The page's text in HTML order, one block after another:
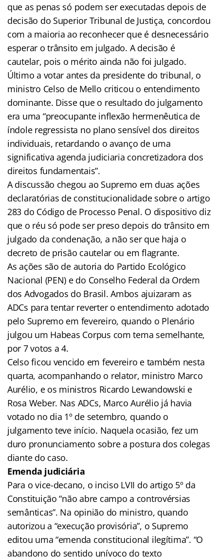
que as penas só podem ser executadas depois de
decisão do Superior Tribunal de Justiça, concordou
com a maioria ao reconhecer que é desnecessário
esperar o trânsito em julgado. A decisão é
cautelar, pois o mérito ainda não foi julgado.
Último a votar antes da presidente do tribunal, o
ministro Celso de Mello criticou o entendimento
dominante. Disse que o resultado do julgamento
era uma “preocupante inflexão hermenêutica de
índole regressista no plano sensível dos direitos
individuais, retardando o avanço de uma
significativa agenda judiciaria concretizadora dos
direitos fundamentais”.
A discussão chegou ao Supremo em duas ações
declaratórias de constitucionalidade sobre o artigo
283 do Código de Processo Penal. O dispositivo diz
que o réu só pode ser preso depois do trânsito em
julgado da condenação, a não ser que haja o
decreto de prisão cautelar ou em flagrante.
As ações são de autoria do Partido Ecológico
Nacional (PEN) e do Conselho Federal da Ordem
dos Advogados do Brasil. Ambos ajuizaram as
ADCs para tentar reverter o entendimento adotado
pelo Supremo em fevereiro, quando o Plenário
julgou um Habeas Corpus com tema semelhante,
por 7 votos a 4.
Celso ficou vencido em fevereiro e também nesta
quarta, acompanhando o relator, ministro Marco
Aurélio, e os ministros Ricardo Lewandowski e
Rosa Weber. Nas ADCs, Marco Aurélio já havia
votado no dia 1º de setembro, quando o
julgamento teve início. Naquela ocasião, fez um
duro pronunciamento sobre a postura dos colegas
diante do caso.
Emenda judiciária
Para o vice-decano, o inciso LVII do artigo 5º da
Constituição “não abre campo a controvérsias
semânticas”. Na opinião do ministro, quando
autorizou a “execução provisória”, o Supremo
editou uma “emenda constitucional ilegítima”. “O
abandono do sentido unívoco do texto